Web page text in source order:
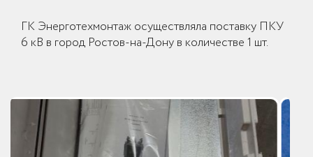
ГК Энерготехмонтаж осуществляла поставку ПКУ
6 кВ в город Ростов-на-Дону в количестве 1 шт.